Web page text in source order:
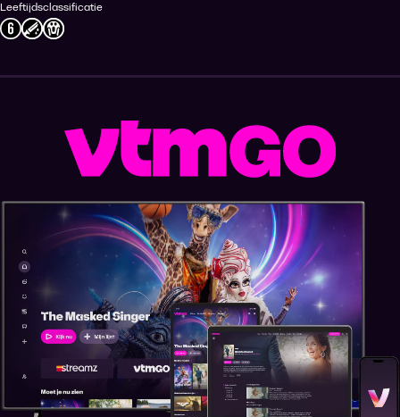
Leeftijdsclassificatie